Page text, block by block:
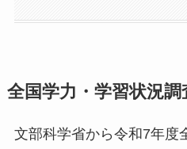
全国学力・学習状況
文部科学省から令和7年度